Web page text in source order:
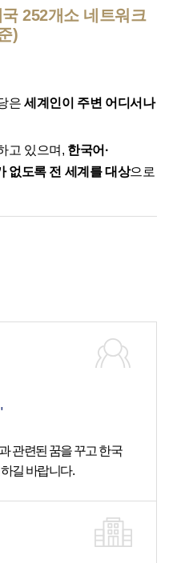
252개소 네트워크
)
은세계인이 주변 어디서나
고 있으며, 한국어·
없도록 전 세계를 대상으로
관련된 꿈을 꾸고 한국
길 바랍니다.